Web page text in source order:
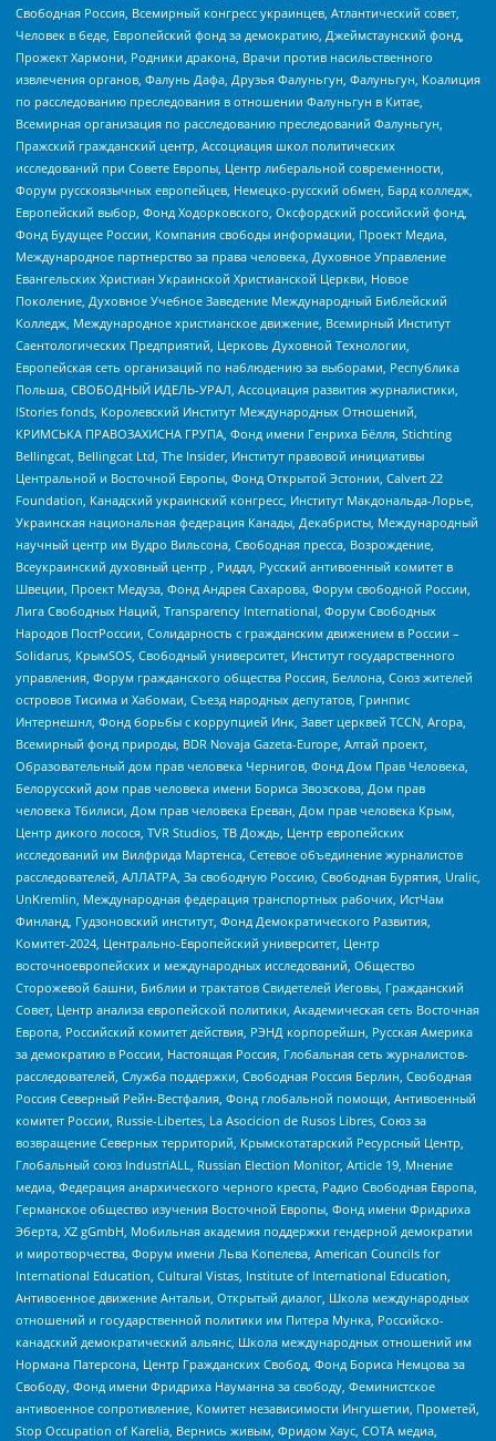
Свободная Россия, Всемирный конгресс украинцев, Атлантический совет,
Человек в беде, Европейский фонд за демократию, Джеймстаунский фонд,
Прожект Хармони, Родники дракона, Врачи против насильственного
извлечения органов, Фалунь Дафа, Друзья Фалуньгун, Фалуньгун, Коалиция
по расследованию преследования в отношении Фалуньгун в Китае,
Всемирная организация по расследованию преследований Фалуньгун,
Пражский гражданский центр, Ассоциация школ политических
исследований при Совете Европы, Центр либеральной современности,
Форум русскоязычных европейцев, Немецко-русский обмен, Бард колледж,
Европейский выбор, Фонд Ходорковского, Оксфордский российский фонд,
Фонд Будущее России, Компания свободы информации, Проект Медиа,
Международное партнерство за права человека, Духовное Управление
Евангельских Христиан Украинской Христианской Церкви, Новое
Поколение, Духовное Учебное Заведение Международный Библейский
Колледж, Международное христианское движение, Всемирный Институт
Саентологических Предприятий, Церковь Духовной Технологии,
Европейская сеть организаций по наблюдению за выборами, Республика
Польша, СВОБОДНЫЙ ИДЕЛЬ-УРАЛ, Ассоциация развития журналистики,
IStories fonds, Королевский Институт Международных Отношений,
КРИМСЬКА ПРАВОЗАХИСНА ГРУПА, Фонд имени Генриха Бёлля, Stichting
Bellingcat, Bellingcat Ltd, The Insider, Институт правовой инициативы
Центральной и Восточной Европы, Фонд Открытой Эстонии, Calvert 22
Foundation, Канадский украинский конгресс, Институт Макдональда-Лорье,
Украинская национальная федерация Канады, Декабристы, Международный
научный центр им Вудро Вильсона, Свободная пресса, Возрождение,
Всеукраинский духовный центр , Риддл, Русский антивоенный комитет в
Швеции, Проект Медуза, Фонд Андрея Сахарова, Форум свободной России,
Лига Свободных Наций, Transparеncy International, Форум Свободных
Народов ПостРоссии, Солидарность с гражданским движением в России –
Solidarus, КрымSOS, Свободный университет, Институт государственного
управления, Форум гражданского общества Россия, Беллона, Союз жителей
островов Тисима и Хабомаи, Съезд народных депутатов, Гринпис
Интернешнл, Фонд борьбы с коррупцией Инк, Завет церквей TCCN, Агора,
Всемирный фонд природы, BDR Novaja Gazeta-Europe, Алтай проект,
Образовательный дом прав человека Чернигов, Фонд Дом Прав Человека,
Белорусский дом прав человека имени Бориса Звозскова, Дом прав
человека Тбилиси, Дом прав человека Ереван, Дом прав человека Крым,
Центр дикого лосося, TVR Studios, ТВ Дождь, Центр европейских
исследований им Вилфрида Мартенса, Сетевое объединение журналистов
расследователей, АЛЛАТРА, За свободную Россию, Свободная Бурятия, Uralic,
UnKremlin, Международная федерация транспортных рабочих, ИстЧам
Финланд, Гудзоновский институт, Фонд Демократического Развития,
Комитет-2024, Центрально-Европейский университет, Центр
восточноевропейских и международных исследований, Общество
Сторожевой башни, Библии и трактатов Свидетелей Иеговы, Гражданский
Совет, Центр анализа европейской политики, Академическая сеть Восточная
Европа, Российский комитет действия, РЭНД корпорейшн, Русская Америка
за демократию в России, Настоящая Россия, Глобальная сеть журналистов-
расследователей, Служба поддержки, Свободная Россия Берлин, Свободная
Россия Северный Рейн-Вестфалия, Фонд глобальной помощи, Антивоенный
комитет России, Russie-Libertes, La Asocicion de Rusos Libres, Союз за
возвращение Северных территорий, Крымскотатарский Ресурсный Центр,
Глобальный союз IndustriALL, Russian Election Monitor, Article 19, Мнение
медиа, Федерация анархического черного креста, Радио Свободная Европа,
Германское общество изучения Восточной Европы, Фонд имени Фридриха
Эберта, XZ gGmbH, Мобильная академия поддержки гендерной демократии
и миротворчества, Форум имени Льва Копелева, American Councils for
International Education, Cultural Vistas, Institute of International Education,
Антивоенное движение Антальи, Открытый диалог, Школа международных
отношений и государственной политики им Питера Мунка, Российско-
канадский демократический альянс, Школа международных отношений им
Нормана Патерсона, Центр Гражданских Свобод, Фонд Бориса Немцова за
Свободу, Фонд имени Фридриха Науманна за свободу, Феминистское
антивоенное сопротивление, Комитет независимости Ингушетии, Прометей,
Stop Occupation of Karelia, Вернись живым, Фридом Хаус, СОТА медиа,